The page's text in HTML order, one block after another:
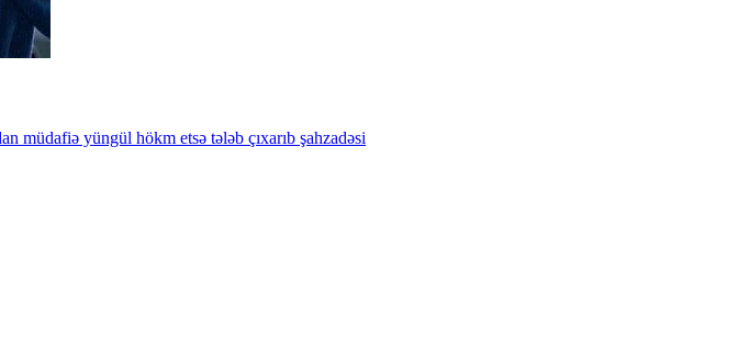
müdafiə yüngül hökm etsə tələb çıxarıb şahzadəsi